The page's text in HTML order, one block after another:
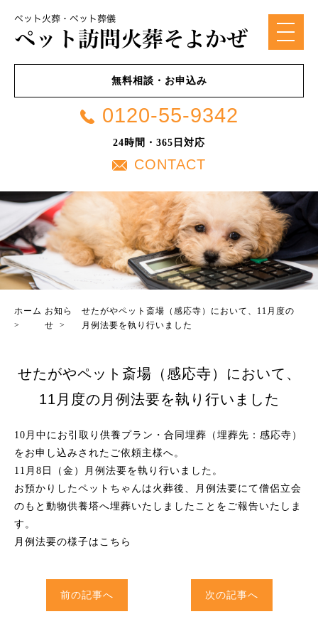
無料相談・お申込み
0120-55-9342
24時間・365日対応
CONTACT
ホーム
>
お知ら
せ
>
せたがやペット斎場（感応寺）において、11月度の
月例法要を執り行いました
せたがやペット斎場（感応寺）において、
11月度の月例法要を執り行いました
10月中にお引取り供養プラン・合同埋葬（埋葬先：感応寺）
をお申し込みされたご依頼主様へ。
11月8日（金）月例法要を執り行いました。
お預かりしたペットちゃんは火葬後、月例法要にて僧侶立会
のもと動物供養塔へ埋葬いたしましたことをご報告いたしま
す。
月例法要の様子はこちら
前の記事へ 次の記事へ